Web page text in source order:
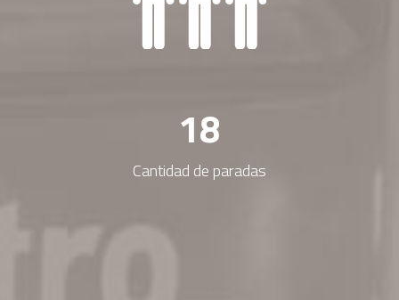
18
Cantidad de paradas